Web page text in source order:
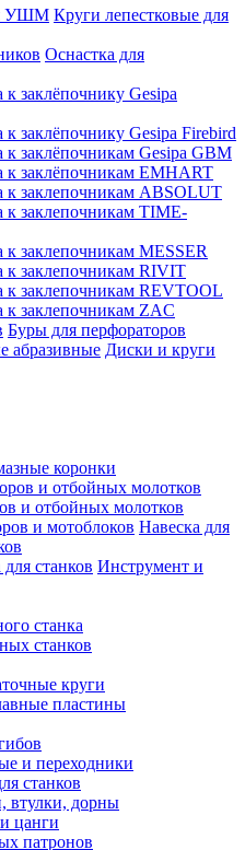
Круги лепестковые для
Оснастка для
к заклёпочнику Gesipa
к заклёпочнику Gesipa Firebird
к заклёпочникам Gesipa GBM
к заклёпочникам EMHART
к заклепочникам ABSOLUT
к заклепочникам TIME-
к заклепочникам MESSER
к заклепочникам RIVIT
к заклепочникам REVTOOL
к заклепочникам ZAC
Буры для перфораторов
Диски и круги
коронки
и отбойных молотков
Навеска для
Инструмент и
станка
станков
круги
пластины
и переходники
станков
втулки, дорны
цанги
патронов